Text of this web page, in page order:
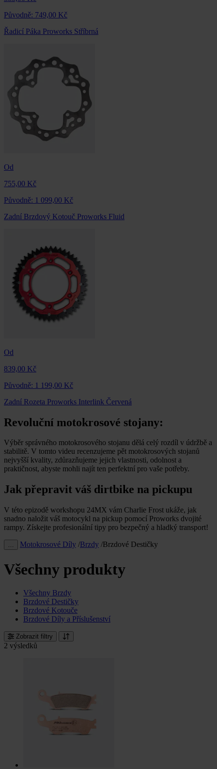
Původně: 749,00 Kč
Řadicí Páka Proworks Stříbrná
Od
755,00 Kč
Původně: 1 099,00 Kč
Zadní Brzdový Kotouč Proworks Fluid
Od
839,00 Kč
Původně: 1 199,00 Kč
Zadní Rozeta Proworks Interlink Červená
Revoluční motokrosové stojany:
Výběr správného motokrosového stojanu dělá celý rozdíl v údržbě a
stabilitě. V tomto videu recenzujeme pět motokrosových stojanů
nejvyšší kvality, zdůrazňujeme jejich vlastnosti, odolnost a
praktičnost, abyste mohli najít ten perfektní pro vaše potřeby.
Jak přepravit váš dirtbike na pickupu
V této epizodě workshopu 24MX vám Charlie Frost ukáže, jak
snadno naložit váš motocykl na pickup pomocí Proworks dvojité
rampy. Získejte profesionální tipy pro bezpečný a hladký transport!
… Motokrosové Díly /Brzdy /Brzdové Destičky
Všechny produkty
Všechny Brzdy
Brzdové Destičky
Brzdové Kotouče
Brzdové Díly a Příslušenství
Zobrazit filtry
2 výsledků